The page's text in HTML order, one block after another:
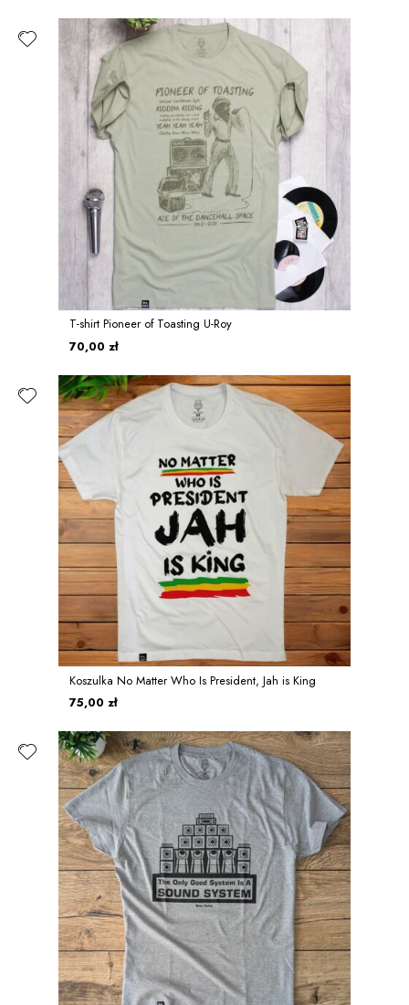
T-shirt Pioneer of Toasting U-Roy
70,00 zł
Koszulka No Matter Who Is President, Jah is King
75,00 zł